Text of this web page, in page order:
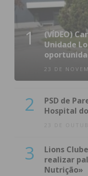
1
(VÍDEO)
Unidade
23 DE
2
PSD de
Hospital
23 DE
3
Lions
realizar
Nutrição»